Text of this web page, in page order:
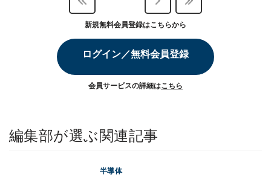
新規無料会員登録はこちらから
ログイン／無料会員登録
会員サービスの詳細はこちら
編集部が選ぶ関連記事
半導体